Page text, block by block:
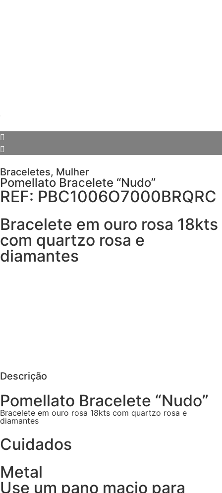
Braceletes, Mulher
Pomellato Bracelete “Nudo”
REF: PBC1006O7000BRQRC
Bracelete em ouro rosa 18kts
com quartzo rosa e
diamantes
Descrição
Pomellato Bracelete “Nudo”
Bracelete em ouro rosa 18kts com quartzo rosa e
diamantes
Cuidados
Metal
Use um pano macio para